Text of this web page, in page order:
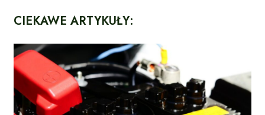
CIEKAWE ARTYKUŁY: